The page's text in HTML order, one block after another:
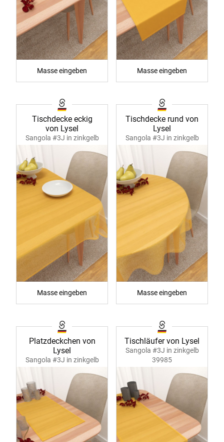
Masse eingeben Masse eingeben
Tischdecke eckig
von Lysel
Sangola #3J in zinkgelb
39982
Masse eingeben
Tischdecke rund von
Lysel
Sangola #3J in zinkgelb
39983
Masse eingeben
Platzdeckchen von
Lysel
Sangola #3J in zinkgelb
39984
Tischläufer von Lysel
Sangola #3J in zinkgelb
39985